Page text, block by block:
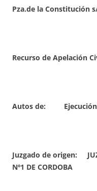
Pza.de la Constitución
Recurso de Apelación
Autos de: Ejecución
Juzgado de origen:
Nº1 DE CORDOBA